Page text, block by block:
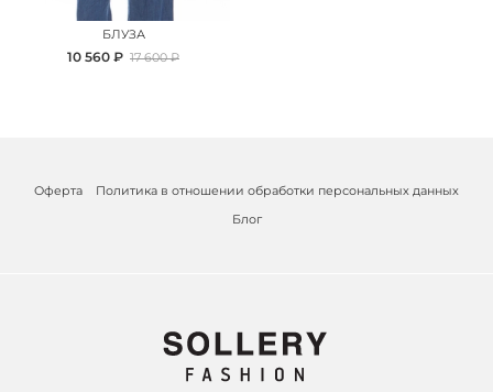
БЛУЗА
10 560 ₽ 17 600 ₽
Оферта
Политика в отношении обработки персональных данных
Блог